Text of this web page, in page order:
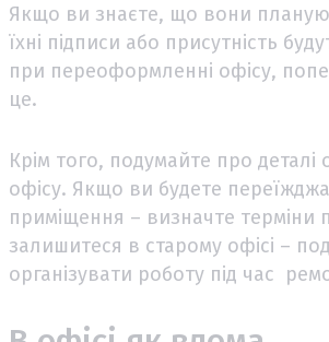
Якщо ви знаєте, що вони
їхні підписи або присутність
при переоформленні офісу,
це.
Крім того, подумайте про деталі
офісу. Якщо ви будете
приміщення – визначте терміни
залишитеся в старому офісі –
організувати роботу під час